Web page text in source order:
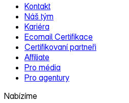
Kontakt
Náš tým
Kariéra
Ecomail Certifikace
Certifikovaní partneři
Affiliate
Pro média
Pro agentury
Nabízíme